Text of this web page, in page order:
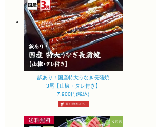
訳あり！国産特大うなぎ長蒲焼
3尾【山椒・タレ付き】
7,900円(税込)